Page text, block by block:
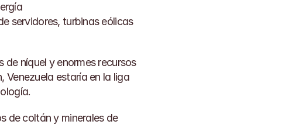
servidores, turbinas eólicas
níquel y enormes recursos
Venezuela estaría en la liga
de coltán y minerales de